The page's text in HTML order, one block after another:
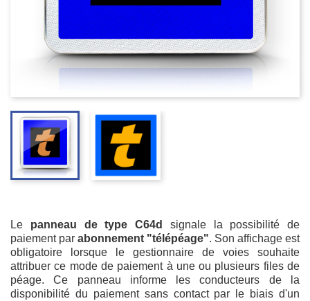
Le panneau de type C64d
signale la possibilité de
paiement par abonnement "télépéage". Son affichage est
obligatoire lorsque le gestionnaire de voies souhaite
attribuer ce mode de paiement à une ou plusieurs files de
péage. Ce panneau informe les conducteurs de la
disponibilité du paiement sans contact par le biais d'un